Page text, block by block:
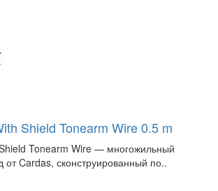
Shield Tonearm Wire 0.5 m
Tonearm Wire — многожильный
Cardas, сконструированный по..